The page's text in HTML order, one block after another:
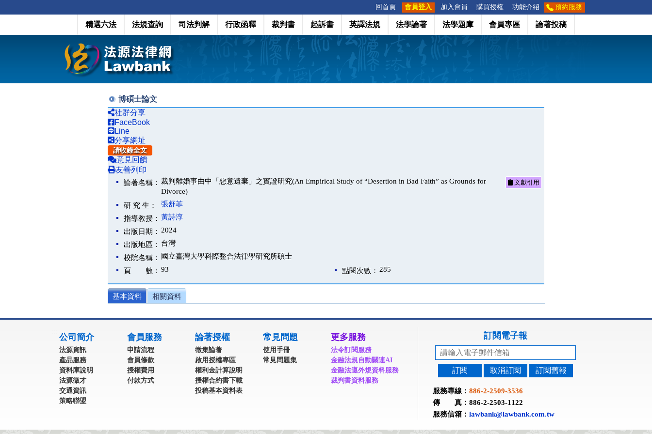
回首頁 會員登入 加入會員 購買授權 功能介紹 預約服務
精選六法 法規查詢 司法判解 行政函釋 裁判書 起訴書 英譯法規 法學論著 法學題庫 會員專區 論著投稿
博碩士論文
社群分享
FaceBook
Line
分享網址
請收錄全文
意見回饋
友善列印
論著名稱： 裁判離婚事由中「惡意遺棄」之實證研究(An Empirical Study of “Desertion in Bad Faith” as Grounds for
Divorce)
文獻引用
研 究 生：
張舒菲
指導教授： 黃詩淳
出版日期： 2024
出版地區： 台灣
校院名稱：
國立臺灣大學科際整合法律學研究所碩士
頁 數： 93 點閱次數： 285
基本資料 相關資料
公司簡介
法源資訊
產品服務
資料庫說明
法源徵才
交通資訊
策略聯盟
會員服務
申請流程
會員條款
授權費用
付款方式
論著授權
徵集論著
啟用授權專區
權利金計算說明
授權合約書下載
投稿基本資料表
常見問題
使用手冊
常見問題集
更多服務
法令訂閱服務
金融法規自動關連AI
金融法遵外規資料服務
裁判書資料服務
訂閱電子報
訂閱 取消訂閱 訂閱舊報
服務專線： 886-2-2509-3536
傳 真：886-2-2503-1122
服務信箱： lawbank@lawbank.com.tw